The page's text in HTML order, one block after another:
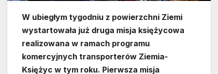
W ubiegłym tygodniu z powierzchni Ziemi
wystartowała już druga misja księżycowa
realizowana w ramach programu
komercyjnych transporterów Ziemia-
Księżyc w tym roku. Pierwsza misja